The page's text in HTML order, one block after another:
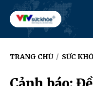
TRANG CHỦ / SỨC